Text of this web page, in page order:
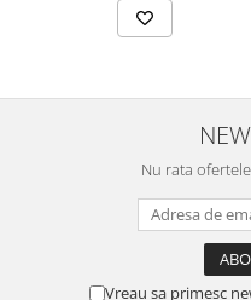
Nu rata
Vreau sa primesc